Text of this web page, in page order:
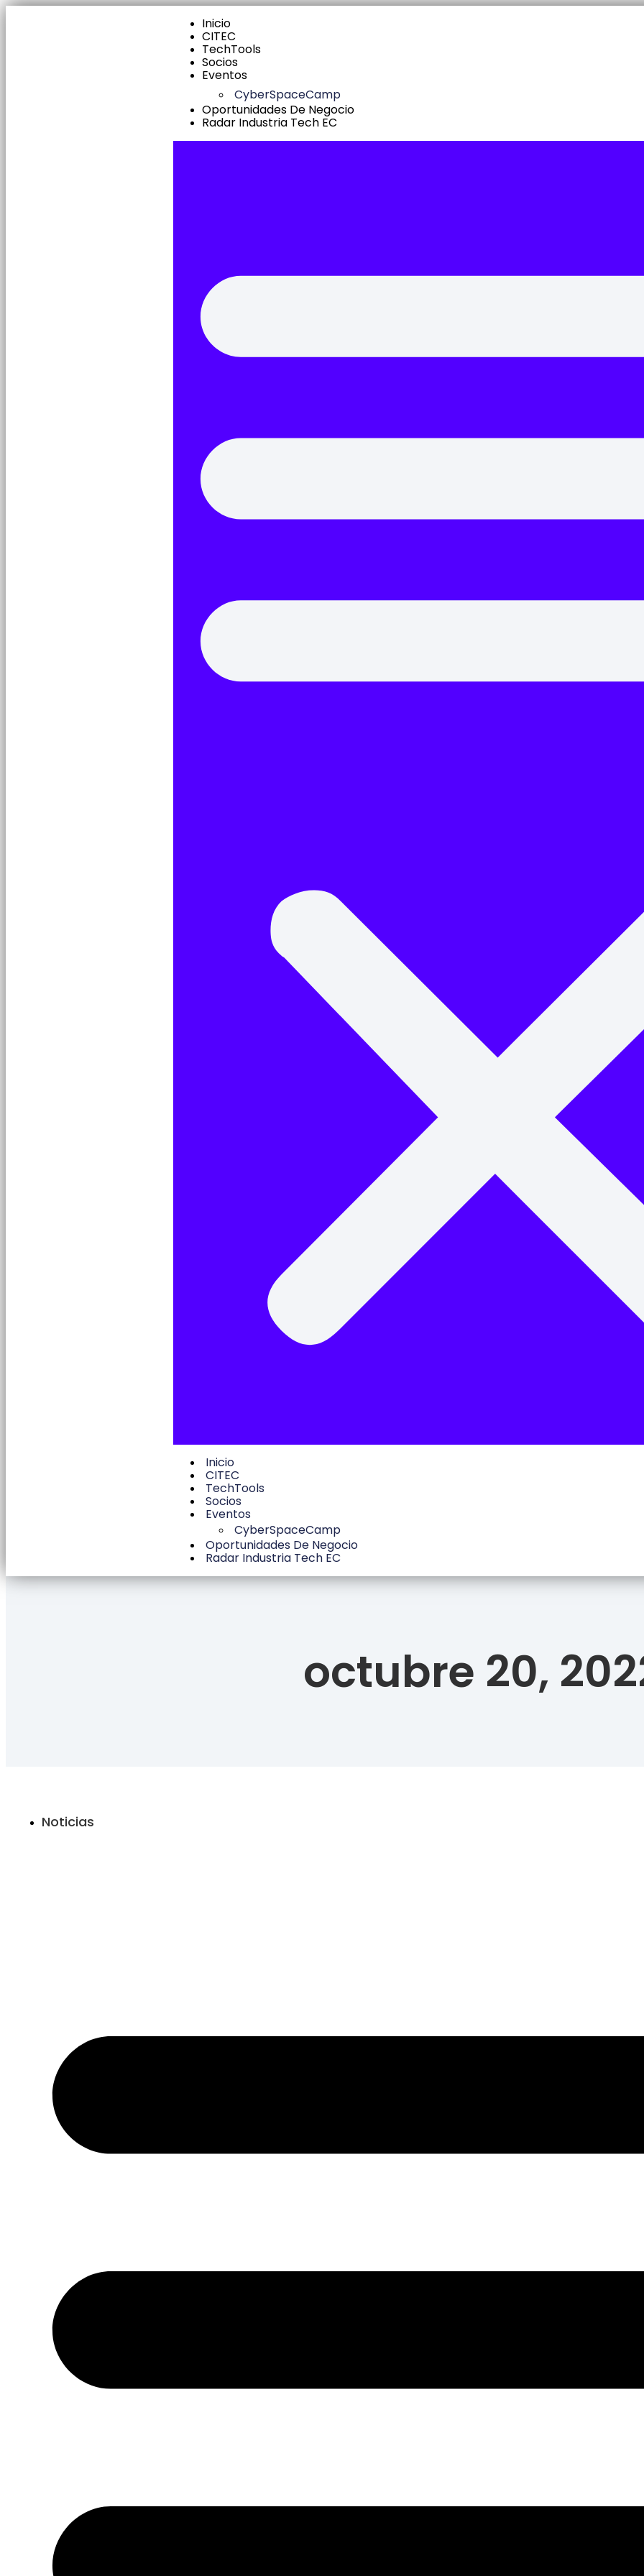
Inicio
CITEC
TechTools
Socios
Eventos
CyberSpaceCamp
Oportunidades De Negocio
Radar Industria Tech EC
Inicio
CITEC
TechTools
Socios
Eventos
CyberSpaceCamp
Oportunidades De Negocio
Radar Industria Tech EC
octubre 20,
Noticias